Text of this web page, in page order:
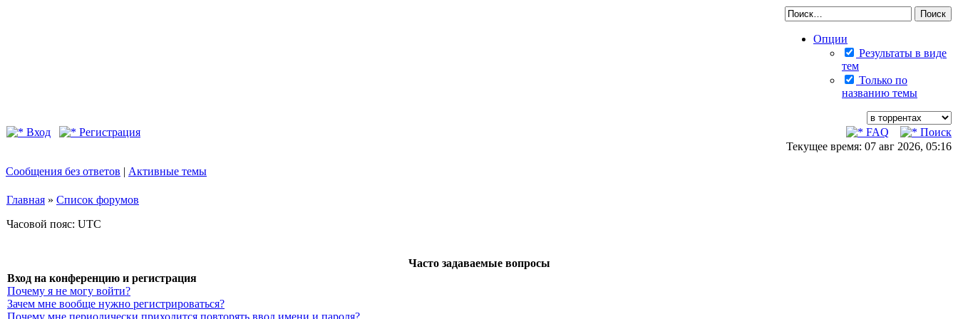
Опции
Результаты в виде
тем
Только по
названию темы
Вход Регистрация FAQ
Поиск
Текущее время: 07 авг 2026, 05:16
Сообщения без ответов | Активные темы
Главная » Список форумов
Часовой пояс: UTC
Часто задаваемые вопросы
Вход на конференцию и регистрация
Почему я не могу войти?
Зачем мне вообще нужно регистрироваться?
Почему мне периодически приходится повторять ввод имени и пароля?